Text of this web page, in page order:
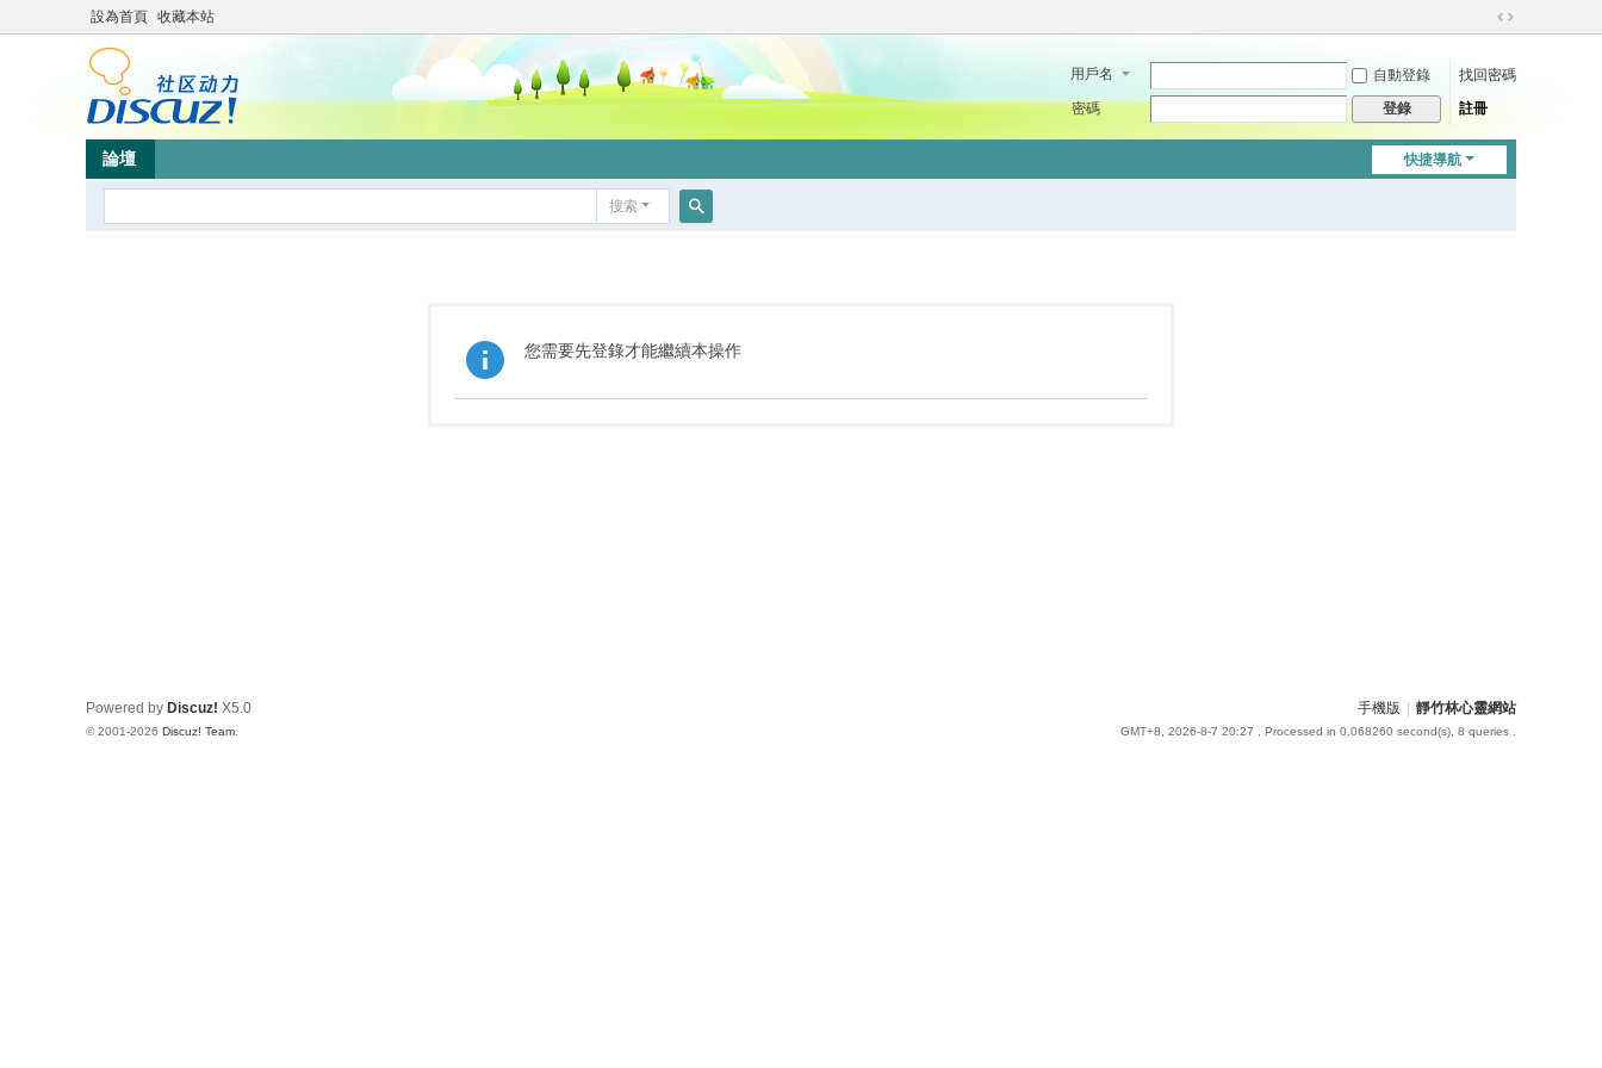
設為首頁 收藏本站
切
到
用戶名 自動登錄
找回密碼
密碼
登錄 註冊
快捷導航
論壇
搜索
您需要先登錄才能繼續本操作
手機版 靜竹林心靈網站
GMT+8, 2026-8-7 20:27 , Processed in 0.068260 second(s), 8 queries .
Powered by Discuz! X5.0
© 2001-2026 Discuz! Team